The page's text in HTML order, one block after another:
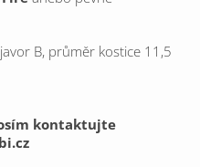
B, průměr kostice 11,5
kontaktujte